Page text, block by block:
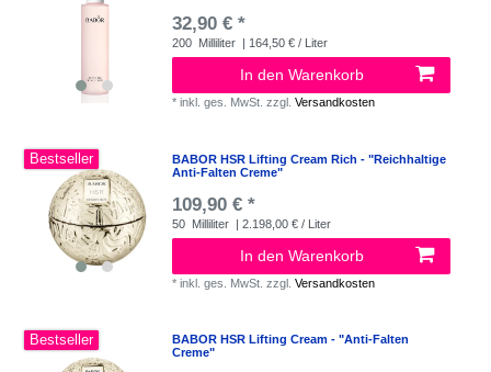
32,90 € *
200 Milliliter | 164,50 € / Liter
In den Warenkorb
*inkl. ges. MwSt. zzgl.Versandkosten
Bestseller
BABOR HSR Lifting Cream Rich - "Reichhaltige
Anti-Falten Creme"
109,90 € *
50 Milliliter | 2.198,00 € / Liter
In den Warenkorb
*inkl. ges. MwSt. zzgl.Versandkosten
Bestseller
BABOR HSR Lifting Cream - "Anti-Falten
Creme"